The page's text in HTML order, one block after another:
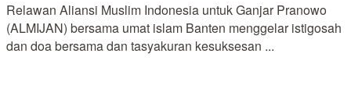
Relawan Aliansi Muslim Indonesia untuk Ganjar Pranowo
(ALMIJAN) bersama umat islam Banten menggelar istigosah
dan doa bersama dan tasyakuran kesuksesan ...